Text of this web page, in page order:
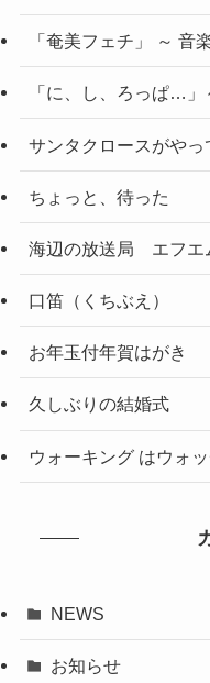
「奄美フェチ」 ～ 音
「に、し、ろっぱ…
サンタクロースがやっ
ちょっと、待った
海辺の放送局 エフ
口笛（くちぶえ）
お年玉付年賀はがき
久しぶりの結婚式
ウォーキング はウォ
NEWS
お知らせ